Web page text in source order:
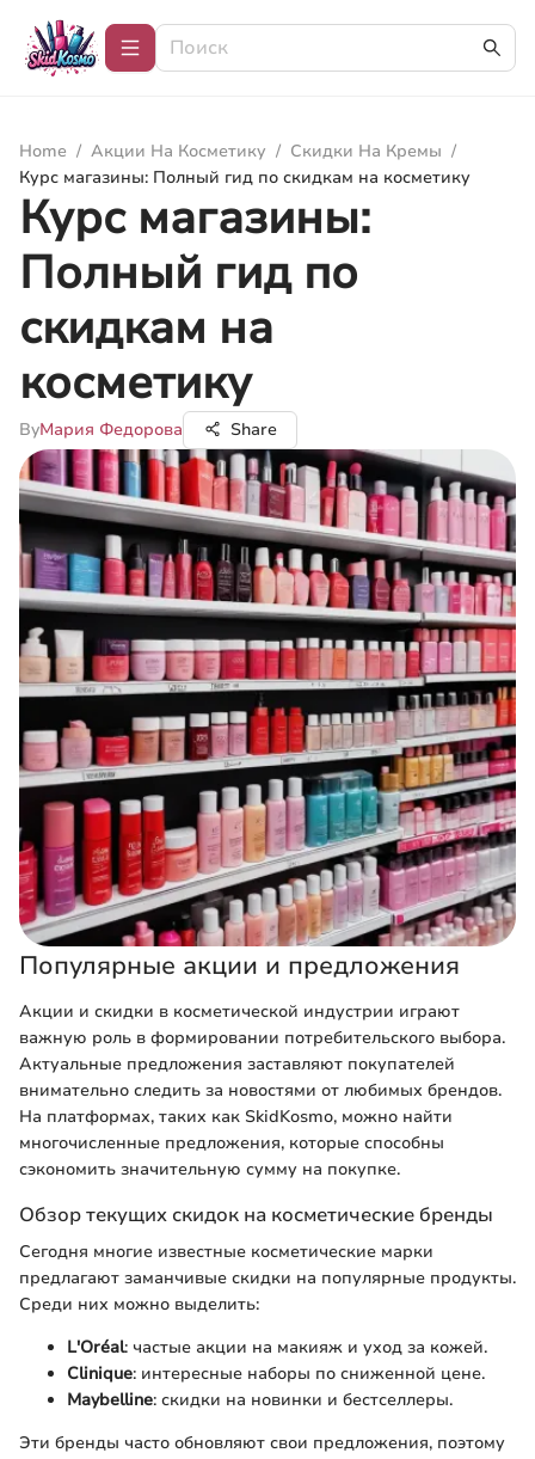
Home / Акции На Косметику / Скидки На Кремы /
Курс магазины: Полный гид по скидкам на косметику
Курс магазины:
Полный гид по
скидкам на
косметику
ByМария Федорова Share
Популярные акции и предложения
Акции и скидки в косметической индустрии играют
важную роль в формировании потребительского выбора.
Актуальные предложения заставляют покупателей
внимательно следить за новостями от любимых брендов.
На платформах, таких как SkidKosmo, можно найти
многочисленные предложения, которые способны
сэкономить значительную сумму на покупке.
Обзор текущих скидок на косметические бренды
Сегодня многие известные косметические марки
предлагают заманчивые скидки на популярные продукты.
Среди них можно выделить:
L'Oréal: частые акции на макияж и уход за кожей.
Clinique: интересные наборы по сниженной цене.
Maybelline: скидки на новинки и бестселлеры.
Эти бренды часто обновляют свои предложения, поэтому